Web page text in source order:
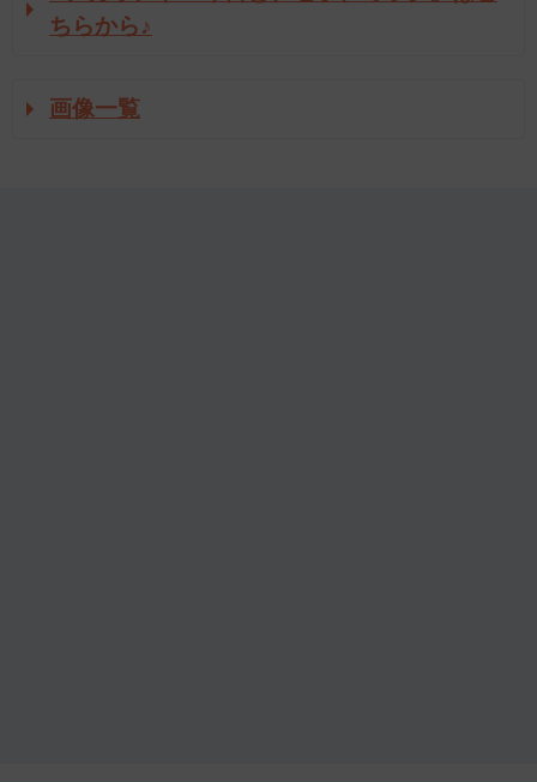
ちらから♪
画像一覧